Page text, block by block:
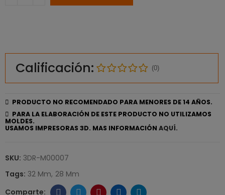
Calificación: (0)
PRODUCTO NO RECOMENDADO PARA MENORES DE 14 AÑOS.
PARA LA ELABORACIÓN DE ESTE PRODUCTO NO UTILIZAMOS
MOLDES.
USAMOS IMPRESORAS 3D. MAS INFORMACIÓN AQUÍ.
SKU: 3DR-M00007
Tags: 32 Mm 28 Mm